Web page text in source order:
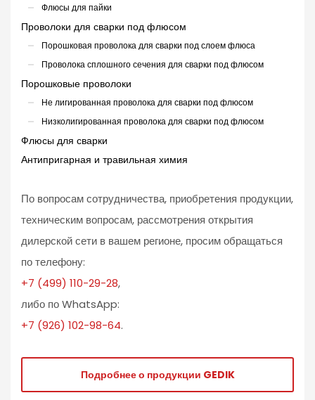
Флюсы для пайки
Проволоки для сварки под флюсом
Порошковая проволока для сварки под слоем флюса
Проволока сплошного сечения для сварки под флюсом
Порошковые проволоки
Не лигированная проволока для сварки под флюсом
Низколигированная проволока для сварки под флюсом
Флюсы для сварки
Антипригарная и травильная химия
По вопросам сотрудничества, приобретения продукции,
техническим вопросам, рассмотрения открытия
дилерской сети в вашем регионе, просим обращаться
по телефону:
+7 (499) 110-29-28,
либо по WhatsApp:
+7 (926) 102-98-64.
Подробнее о продукции GEDIK